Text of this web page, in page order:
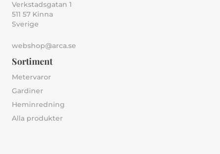
Verkstadsgatan 1
511 57 Kinna
Sverige
webshop@arca.se
Sortiment
Metervaror
Gardiner
Heminredning
Alla produkter